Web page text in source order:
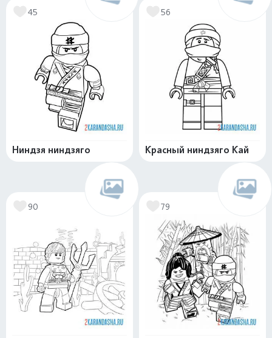
45
Ниндзя ниндзяго
56
Красный ниндзяго Кай
90 79